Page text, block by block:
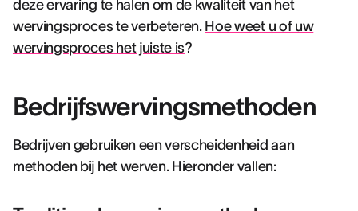
deze ervaring te halen om de kwaliteit van het
wervingsproces te verbeteren. Hoe weet u of uw
wervingsproces het juiste is?
Bedrijfswervingsmethoden
Bedrijven gebruiken een verscheidenheid aan
methoden bij het werven. Hieronder vallen: